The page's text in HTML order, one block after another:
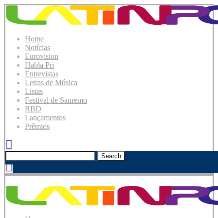
Home
Notícias
Eurovision
Habla Pri
Entrevistas
Letras de Música
Listas
Festival de Sanremo
RBD
Lançamentos
Prêmios
Search